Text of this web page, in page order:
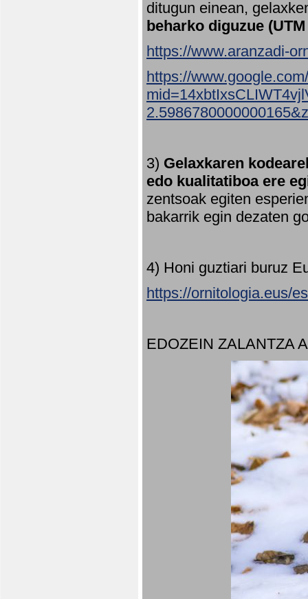
ditugun einean,
beharko diguzue
https://www.aranzadi-
https://
3) Gelaxkaren
edo kualitatiboa ere
zentsoak egiten
bakarrik egin dezaten
4) Honi guztiari buruz
https://ornitologia.eus/
EDOZEIN ZALANTZA